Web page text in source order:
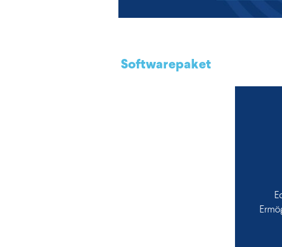
Softwarepaket